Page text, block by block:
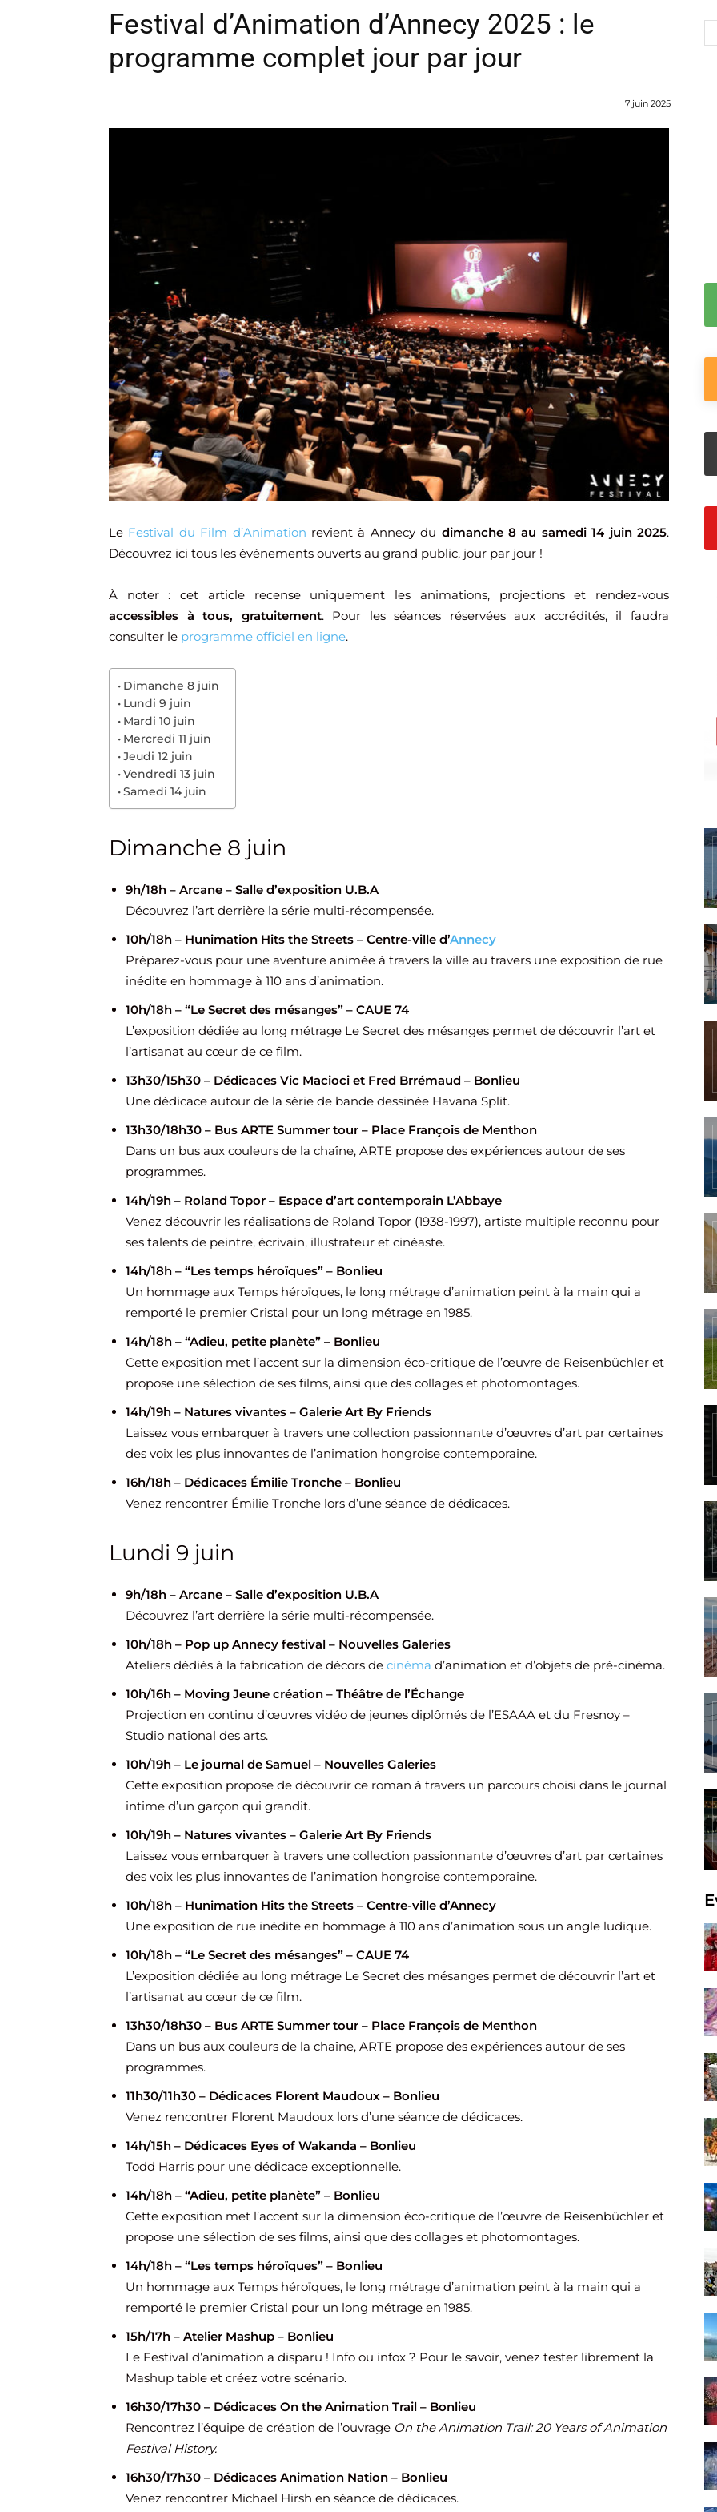
Festival d’Animation d’Annecy 2025 : le
programme complet jour par jour
7 juin 2025
Le Festival du Film d’Animation revient à Annecy du dimanche 8 au samedi 14 juin 2025.
Découvrez ici tous les événements ouverts au grand public, jour par jour !
À noter : cet article recense uniquement les animations, projections et rendez-vous
accessibles à tous, gratuitement. Pour les séances réservées aux accrédités, il faudra
consulter le programme officiel en ligne.
Dimanche 8 juin
Lundi 9 juin
Mardi 10 juin
Mercredi 11 juin
Jeudi 12 juin
Vendredi 13 juin
Samedi 14 juin
Dimanche 8 juin
9h/18h – Arcane – Salle d’exposition U.B.A
Découvrez l’art derrière la série multi-récompensée.
10h/18h – Hunimation Hits the Streets – Centre-ville d’Annecy
Préparez-vous pour une aventure animée à travers la ville au travers une exposition de rue
inédite en hommage à 110 ans d’animation.
10h/18h – “Le Secret des mésanges” – CAUE 74
L’exposition dédiée au long métrage Le Secret des mésanges permet de découvrir l’art et
l’artisanat au cœur de ce film.
13h30/15h30 – Dédicaces Vic Macioci et Fred Brrémaud – Bonlieu
Une dédicace autour de la série de bande dessinée Havana Split.
13h30/18h30 – Bus ARTE Summer tour – Place François de Menthon
Dans un bus aux couleurs de la chaîne, ARTE propose des expériences autour de ses
programmes.
14h/19h – Roland Topor – Espace d’art contemporain L’Abbaye
Venez découvrir les réalisations de Roland Topor (1938-1997), artiste multiple reconnu pour
ses talents de peintre, écrivain, illustrateur et cinéaste.
14h/18h – “Les temps héroïques” – Bonlieu
Un hommage aux Temps héroïques, le long métrage d’animation peint à la main qui a
remporté le premier Cristal pour un long métrage en 1985.
14h/18h – “Adieu, petite planète” – Bonlieu
Cette exposition met l’accent sur la dimension éco-critique de l’œuvre de Reisenbüchler et
propose une sélection de ses films, ainsi que des collages et photomontages.
14h/19h – Natures vivantes – Galerie Art By Friends
Laissez vous embarquer à travers une collection passionnante d’œuvres d’art par certaines
des voix les plus innovantes de l’animation hongroise contemporaine.
16h/18h – Dédicaces Émilie Tronche – Bonlieu
Venez rencontrer Émilie Tronche lors d’une séance de dédicaces.
Lundi 9 juin
9h/18h – Arcane – Salle d’exposition U.B.A
Découvrez l’art derrière la série multi-récompensée.
10h/18h – Pop up Annecy festival – Nouvelles Galeries
Ateliers dédiés à la fabrication de décors de cinéma d’animation et d’objets de pré-cinéma.
10h/16h – Moving Jeune création – Théâtre de l’Échange
Projection en continu d’œuvres vidéo de jeunes diplômés de l’ESAAA et du Fresnoy –
Studio national des arts.
10h/19h – Le journal de Samuel – Nouvelles Galeries
Cette exposition propose de découvrir ce roman à travers un parcours choisi dans le journal
intime d’un garçon qui grandit.
10h/19h – Natures vivantes – Galerie Art By Friends
Laissez vous embarquer à travers une collection passionnante d’œuvres d’art par certaines
des voix les plus innovantes de l’animation hongroise contemporaine.
10h/18h – Hunimation Hits the Streets – Centre-ville d’Annecy
Une exposition de rue inédite en hommage à 110 ans d’animation sous un angle ludique.
10h/18h – “Le Secret des mésanges” – CAUE 74
L’exposition dédiée au long métrage Le Secret des mésanges permet de découvrir l’art et
l’artisanat au cœur de ce film.
13h30/18h30 – Bus ARTE Summer tour – Place François de Menthon
Dans un bus aux couleurs de la chaîne, ARTE propose des expériences autour de ses
programmes.
11h30/11h30 – Dédicaces Florent Maudoux – Bonlieu
Venez rencontrer Florent Maudoux lors d’une séance de dédicaces.
14h/15h – Dédicaces Eyes of Wakanda – Bonlieu
Todd Harris pour une dédicace exceptionnelle.
14h/18h – “Adieu, petite planète” – Bonlieu
Cette exposition met l’accent sur la dimension éco-critique de l’œuvre de Reisenbüchler et
propose une sélection de ses films, ainsi que des collages et photomontages.
14h/18h – “Les temps héroïques” – Bonlieu
Un hommage aux Temps héroïques, le long métrage d’animation peint à la main qui a
remporté le premier Cristal pour un long métrage en 1985.
15h/17h – Atelier Mashup – Bonlieu
Le Festival d’animation a disparu ! Info ou infox ? Pour le savoir, venez tester librement la
Mashup table et créez votre scénario.
16h30/17h30 – Dédicaces On the Animation Trail – Bonlieu
Rencontrez l’équipe de création de l’ouvrage On the Animation Trail: 20 Years of Animation
Festival History.
16h30/17h30 – Dédicaces Animation Nation – Bonlieu
Venez rencontrer Michael Hirsh en séance de dédicaces.